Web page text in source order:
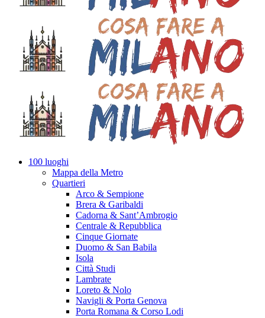
100 luoghi
Mappa della Metro
Quartieri
Arco & Sempione
Brera & Garibaldi
Cadorna & Sant’Ambrogio
Centrale & Repubblica
Cinque Giornate
Duomo & San Babila
Isola
Città Studi
Lambrate
Loreto & Nolo
Navigli & Porta Genova
Porta Romana & Corso Lodi